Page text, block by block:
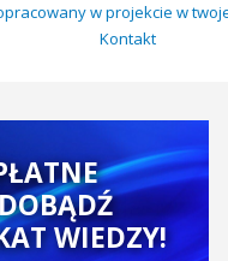
w projekcie w
Kontakt
WIEDZY!